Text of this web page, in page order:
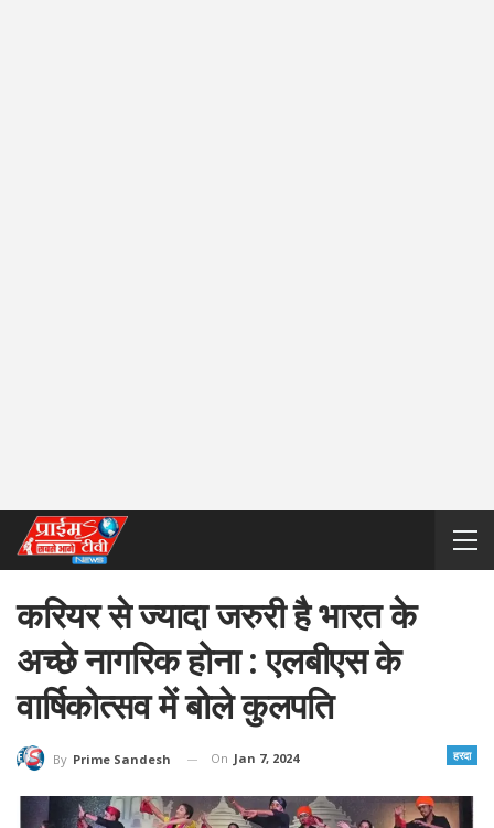
करियर से ज्यादा जरुरी है भारत के
अच्छे नागरिक होना : एलबीएस के
वार्षिकोत्सव में बोले कुलपति
हरदा
By Prime Sandesh On Jan 7, 2024